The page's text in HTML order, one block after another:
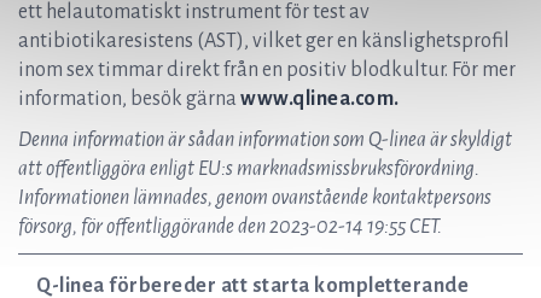
ett helautomatiskt instrument för test av
antibiotikaresistens (AST), vilket ger en känslighetsprofil
inom sex timmar direkt från en positiv blodkultur. För mer
information, besök gärna www.qlinea.com.
Denna information är sådan information som Q-linea är skyldigt
att offentliggöra enligt EU:s marknadsmissbruksförordning.
Informationen lämnades, genom ovanstående kontaktpersons
försorg, för offentliggörande den 2023-02-14 19:55 CET.
Q-linea förbereder att starta kompletterande